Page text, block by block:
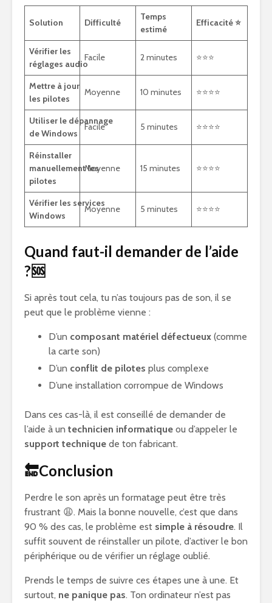
Solution Difficulté
Temps
estimé
Efficacité ⭐
Vérifier les
réglages audio
Facile 2 minutes ⭐⭐⭐
Mettre à jour
les pilotes
Moyenne 10 minutes ⭐⭐⭐⭐
Utiliser le dépannage
de Windows
Facile 5 minutes ⭐⭐⭐⭐
Réinstaller
manuellement les
pilotes
Moyenne 15 minutes ⭐⭐⭐⭐
Vérifier les services
Windows
Moyenne 5 minutes ⭐⭐⭐⭐
Quand faut-il demander de l’aide
?🆘
Si après tout cela, tu n’as toujours pas de son, il se
peut que le problème vienne :
D’un composant matériel défectueux (comme
la carte son)
D’un conflit de pilotes plus complexe
D’une installation corrompue de Windows
Dans ces cas-là, il est conseillé de demander de
l’aide à un technicien informatique ou d’appeler le
support technique de ton fabricant.
🔚Conclusion
Perdre le son après un formatage peut être très
frustrant 😩. Mais la bonne nouvelle, c’est que dans
90 % des cas, le problème est simple à résoudre. Il
suffit souvent de réinstaller un pilote, d’activer le bon
périphérique ou de vérifier un réglage oublié.
Prends le temps de suivre ces étapes une à une. Et
surtout, ne panique pas. Ton ordinateur n’est pas